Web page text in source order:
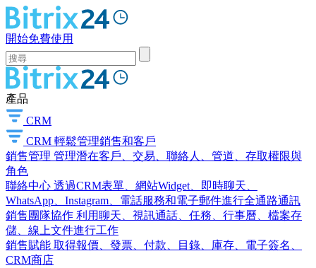
開始免費使用
產品
CRM
CRM 輕鬆管理銷售和客戶
銷售管理 管理潛在客戶、交易、聯絡人、管道、存取權限與
角色
聯絡中心 透過CRM表單、網站Widget、即時聊天、
WhatsApp、Instagram、電話服務和電子郵件進行全通路通訊
銷售團隊協作 利用聊天、視訊通話、任務、行事曆、檔案存
儲、線上文件進行工作
銷售賦能 取得報價、發票、付款、目錄、庫存、電子簽名、
CRM商店